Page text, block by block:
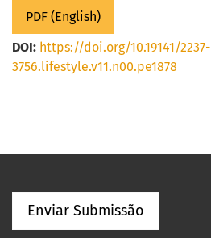
PDF (English)
DOI: https://doi.org/10.19141/2237-
3756.lifestyle.v11.n00.pe1878
Enviar Submissão